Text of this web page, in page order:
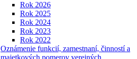
Rok 2026
Rok 2025
Rok 2024
Rok 2023
Rok 2022
Oznámenie funkcií, zamestnaní, činností a